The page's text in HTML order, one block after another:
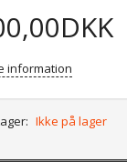
information
Ikke på lager